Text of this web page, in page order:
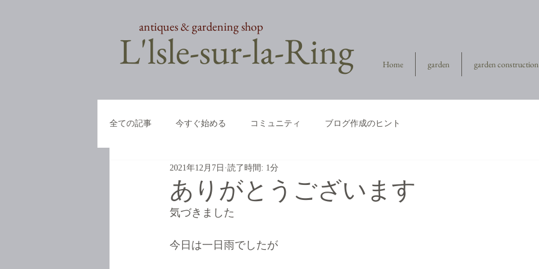
Home garden garden construction
​L'lsle-sur-la-Ring
antiques & gardening shop
全ての記事 今すぐ始める コミュニティ ブログ作成のヒント
ありがとうございます
2021年12月7日 読了時間: 1分
気づきました
今日は一日雨でしたが